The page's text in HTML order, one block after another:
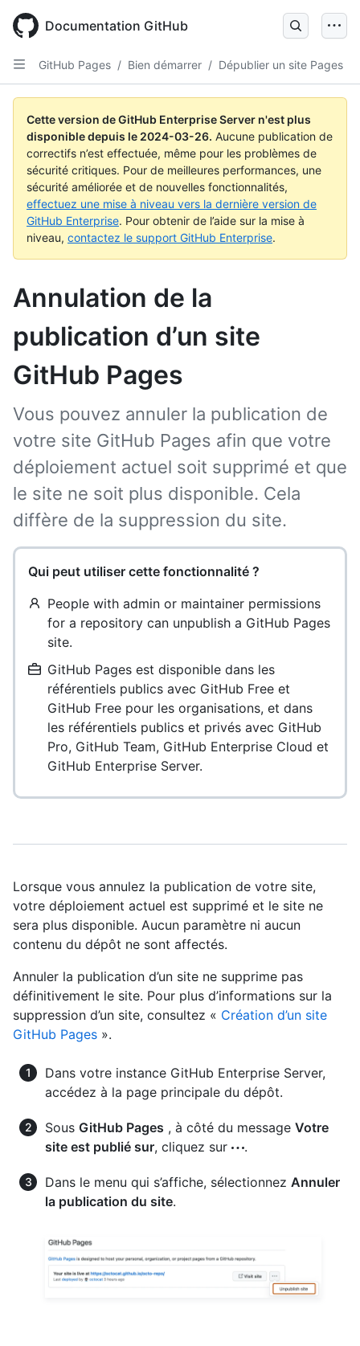
main
content
Documentation GitHub
GitHub Pages / Bien démarrer / Dépublier un site Pages
Cette version de GitHub Enterprise Server n'est plus
disponible depuis le 2024-03-26. Aucune publication de
correctifs n’est effectuée, même pour les problèmes de
sécurité critiques. Pour de meilleures performances, une
sécurité améliorée et de nouvelles fonctionnalités,
effectuez une mise à niveau vers la dernière version de
GitHub Enterprise. Pour obtenir de l’aide sur la mise à
niveau, contactez le support GitHub Enterprise.
Annulation de la
publication d’un site
GitHub Pages
Vous pouvez annuler la publication de
votre site GitHub Pages afin que votre
déploiement actuel soit supprimé et que
le site ne soit plus disponible. Cela
diffère de la suppression du site.
Qui peut utiliser cette fonctionnalité ?
People with admin or maintainer permissions
for a repository can unpublish a GitHub Pages
site.
GitHub Pages est disponible dans les
référentiels publics avec GitHub Free et
GitHub Free pour les organisations, et dans
les référentiels publics et privés avec GitHub
Pro, GitHub Team, GitHub Enterprise Cloud et
GitHub Enterprise Server.
Lorsque vous annulez la publication de votre site,
votre déploiement actuel est supprimé et le site ne
sera plus disponible. Aucun paramètre ni aucun
contenu du dépôt ne sont affectés.
Annuler la publication d’un site ne supprime pas
définitivement le site. Pour plus d’informations sur la
suppression d’un site, consultez « Création d’un site
GitHub Pages ».
Dans votre instance GitHub Enterprise Server,
accédez à la page principale du dépôt.
Sous GitHub Pages , à côté du message Votre
site est publié sur, cliquez sur .
Dans le menu qui s’affiche, sélectionnez Annuler
la publication du site.